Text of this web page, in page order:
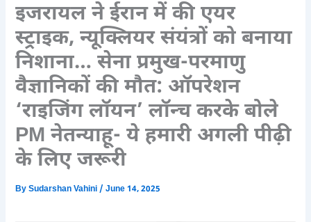
इजरायल ने ईरान में की एयर
स्ट्राइक, न्यूक्लियर संयंत्रों को बनाया
निशाना… सेना प्रमुख-परमाणु
वैज्ञानिकों की मौत: ऑपरेशन
‘राइजिंग लॉयन’ लॉन्च करके बोले
PM नेतन्याहू- ये हमारी अगली पीढ़ी
के लिए जरूरी
BySudarshan Vahini/June 14, 2025